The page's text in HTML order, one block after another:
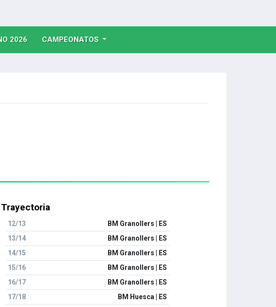
2026(CURRENT)
CAMPEONATOS
Trayectoria
12/13
BM Granollers | ES
13/14
BM Granollers | ES
14/15
BM Granollers | ES
15/16
BM Granollers | ES
16/17
BM Granollers | ES
17/18
BM Huesca | ES